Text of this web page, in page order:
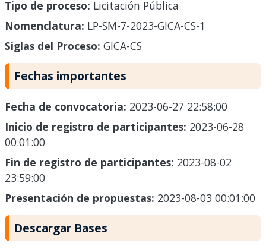
Tipo de proceso: Licitación Pública
Nomenclatura: LP-SM-7-2023-GICA-CS-1
Siglas del Proceso: GICA-CS
Fechas importantes
Fecha de convocatoria: 2023-06-27 22:58:00
Inicio de registro de participantes: 2023-06-28
00:01:00
Fin de registro de participantes: 2023-08-02
23:59:00
Presentación de propuestas: 2023-08-03 00:01:00
Descargar Bases